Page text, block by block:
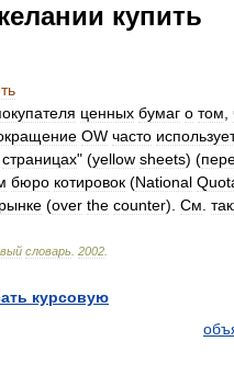
купить
ценных бумаг о том
ОW часто
страницах" (yellow sheets) (
бюро котировок (National
рынке (over the counter). См
словарь 2002
курсовую